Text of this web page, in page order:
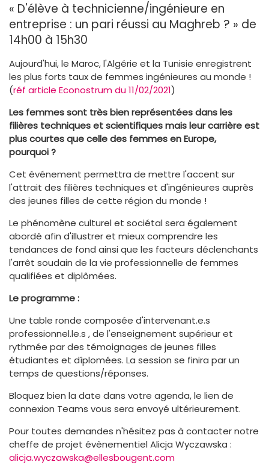
« D'élève à technicienne/ingénieure en
entreprise : un pari réussi au Maghreb ? » de
14h00 à 15h30
Aujourd'hui, le Maroc, l'Algérie et la Tunisie enregistrent
les plus forts taux de femmes ingénieures au monde !
(réf article Econostrum du 11/02/2021)
Les femmes sont très bien représentées dans les
filières techniques et scientifiques mais leur carrière est
plus courtes que celle des femmes en Europe,
pourquoi ?
Cet événement permettra de mettre l'accent sur
l'attrait des filières techniques et d'ingénieures auprès
des jeunes filles de cette région du monde !
Le phénomène culturel et sociétal sera également
abordé afin d'illustrer et mieux comprendre les
tendances de fond ainsi que les facteurs déclenchants
l'arrêt soudain de la vie professionnelle de femmes
qualifiées et diplômées.
Le programme :
Une table ronde composée d'intervenant.e.s
professionnel.le.s , de l'enseignement supérieur et
rythmée par des témoignages de jeunes filles
étudiantes et dîplomées. La session se finira par un
temps de questions/réponses.
Bloquez bien la date dans votre agenda, le lien de
connexion Teams vous sera envoyé ultérieurement.
Pour toutes demandes n'hésitez pas à contacter notre
cheffe de projet évènementiel Alicja Wyczawska :
alicja.wyczawska@ellesbougent.com